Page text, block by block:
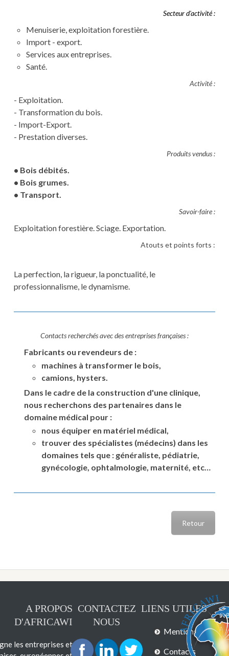
Secteur d'activité :
Menuiserie, exploitation forestière.
Import - export.
Services aux entreprises.
Santé.
Activité :
- Exploitation.
- Transformation du bois.
- Import-Export.
- Prestation diverses.
Produits vendus :
• Bois débités.
• Bois grumes.
• Transport.
Savoir-faire :
Exploitation forestière. Sciage. Exportation.
Atouts et points forts :
La perfection, la rigueur, la ponctualité, le
professionnalisme, le dynamisme.
Contacts recherchés avec des entreprises françaises :
Fabricants ou revendeurs de :
machines à transformer le bois,
camions, hysters.
Dans le cadre de la construction d'une clinique,
nous recherchons des partenaires dans le
domaine médical pour :
nous équiper en matériel médical,
trouver des spécialistes (médecins) dans les
domaines tels que : généraliste, pédiatrie,
gynécologie, ophtalmologie, maternité, etc…
Retour
A PROPOS
D'AFRICAWI
les entreprises et
CONTACTEZ
NOUS
LIENS UTILES
Mentions légales
Contacts